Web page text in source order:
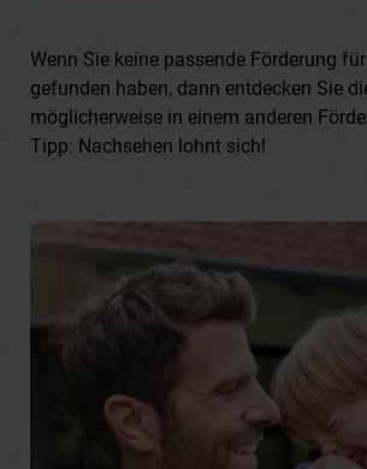
Wenn Sie keine passende Förderung
gefunden haben, dann entdecken Sie
möglicherweise in einem anderen
Tipp: Nachsehen lohnt sich!